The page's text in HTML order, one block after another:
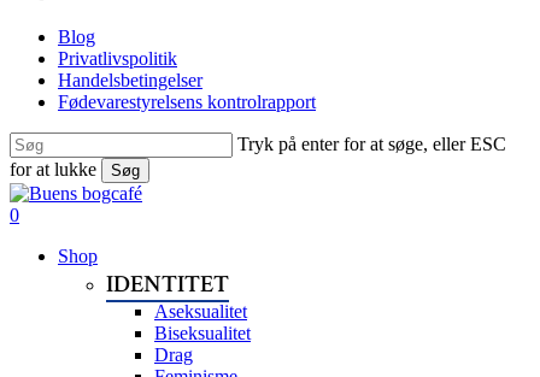
Blog
Privatlivspolitik
Handelsbetingelser
Fødevarestyrelsens kontrolrapport
Tryk på enter for at søge, eller ESC
for at lukke
Søg
Close
Search
search
0
Shop
IDENTITET
Aseksualitet
Biseksualitet
Drag